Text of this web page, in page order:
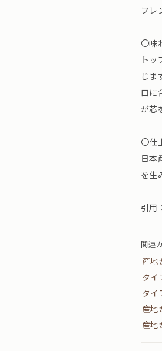
フレ
〇味
ト
じま
口に
が芯
〇仕
日本
を生
引用：
関連
産地
タイ
タイ
産地
産地